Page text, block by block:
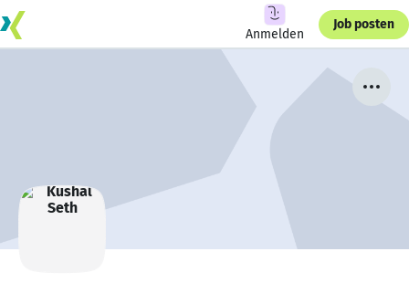
Anmelden
Job posten